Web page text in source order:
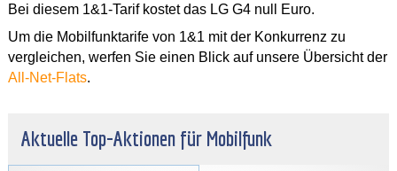
Bei diesem 1&1-Tarif kostet das LG G4 null Euro.
Um die Mobilfunktarife von 1&1 mit der Konkurrenz zu
vergleichen, werfen Sie einen Blick auf unsere Übersicht der
All-Net-Flats.
Aktuelle Top-Aktionen für Mobilfunk